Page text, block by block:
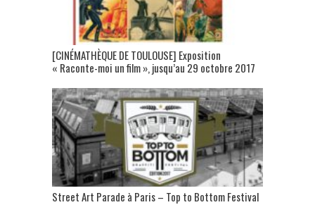
[CINÉMATHÈQUE DE TOULOUSE] Exposition
« Raconte-moi un film », jusqu’au 29 octobre 2017
Street Art Parade à Paris – Top to Bottom Festival